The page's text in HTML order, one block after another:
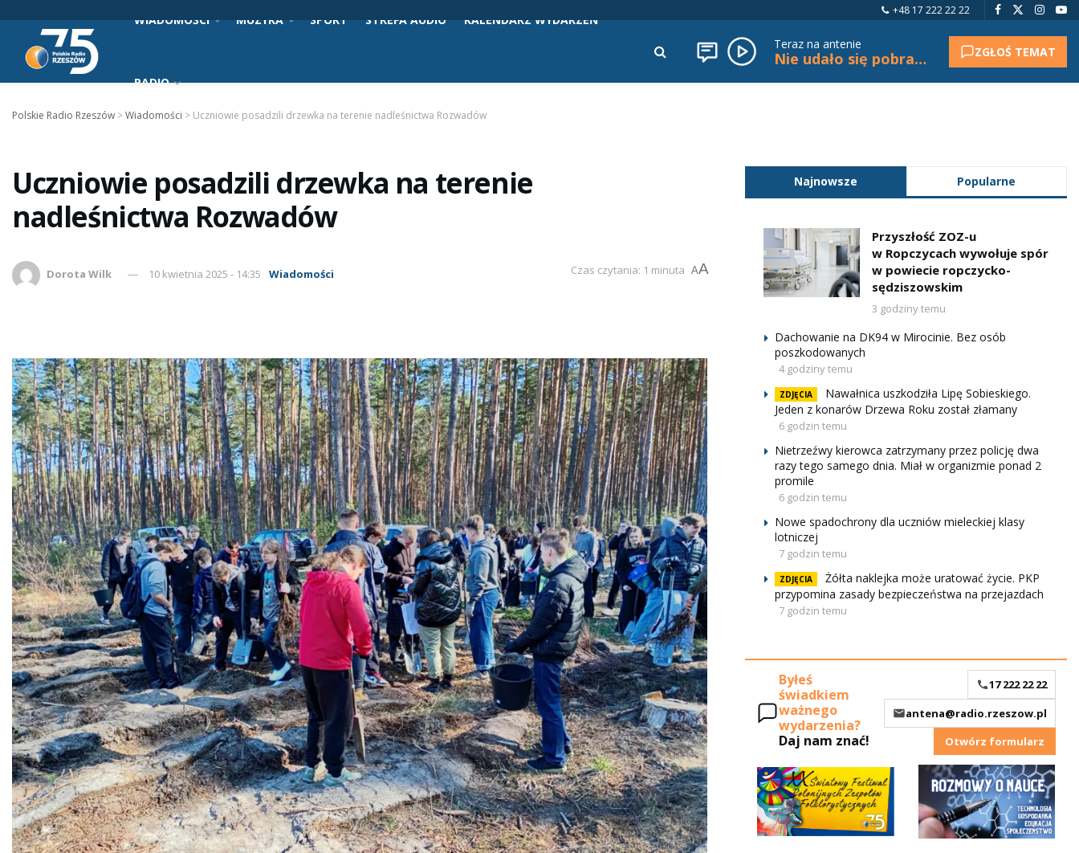
+48 17 222 22 22
WIADOMOŚCI MUZYKA SPORT STREFA AUDIO KALENDARZ WYDARZEŃ
RADIO
Teraz na antenie
Nie udało się pobrać tytułu. ZGŁOŚ TEMAT
Polskie Radio Rzeszów >Wiadomości > Uczniowie posadzili drzewka na terenie nadleśnictwa Rozwadów
Uczniowie posadzili drzewka na terenie
nadleśnictwa Rozwadów
Dorota Wilk 10 kwietnia 2025 - 14:35 Wiadomości Czas czytania: 1 minuta AA
Najnowsze Popularne
Przyszłość ZOZ-u
w Ropczycach wywołuje spór
w powiecie ropczycko-
sędziszowskim
3 godziny temu
Dachowanie na DK94 w Mirocinie. Bez osób
poszkodowanych
4 godziny temu
ZDJĘCIA
Nawałnica uszkodziła Lipę Sobieskiego.
Jeden z konarów Drzewa Roku został złamany
6 godzin temu
Nietrzeźwy kierowca zatrzymany przez policję dwa
razy tego samego dnia. Miał w organizmie ponad 2
promile
6 godzin temu
Nowe spadochrony dla uczniów mieleckiej klasy
lotniczej
7 godzin temu
ZDJĘCIA
Żółta naklejka może uratować życie. PKP
przypomina zasady bezpieczeństwa na przejazdach
7 godzin temu
Byłeś
świadkiem
ważnego
wydarzenia?
Daj nam znać!
17 222 22 22
antena@radio.rzeszow.pl
Otwórz formularz